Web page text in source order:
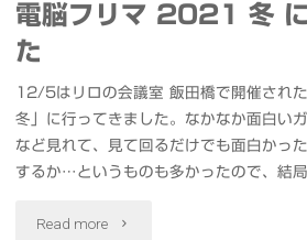
を
き
ま
電脳フリマ 2021 冬 に
た
12/5はリロの会議室 飯田橋で開催され
冬」に行ってきました。なかなか面白い
など見れて、見て回るだけでも面白かっ
するか…というものも多かったので、結
Read more "電